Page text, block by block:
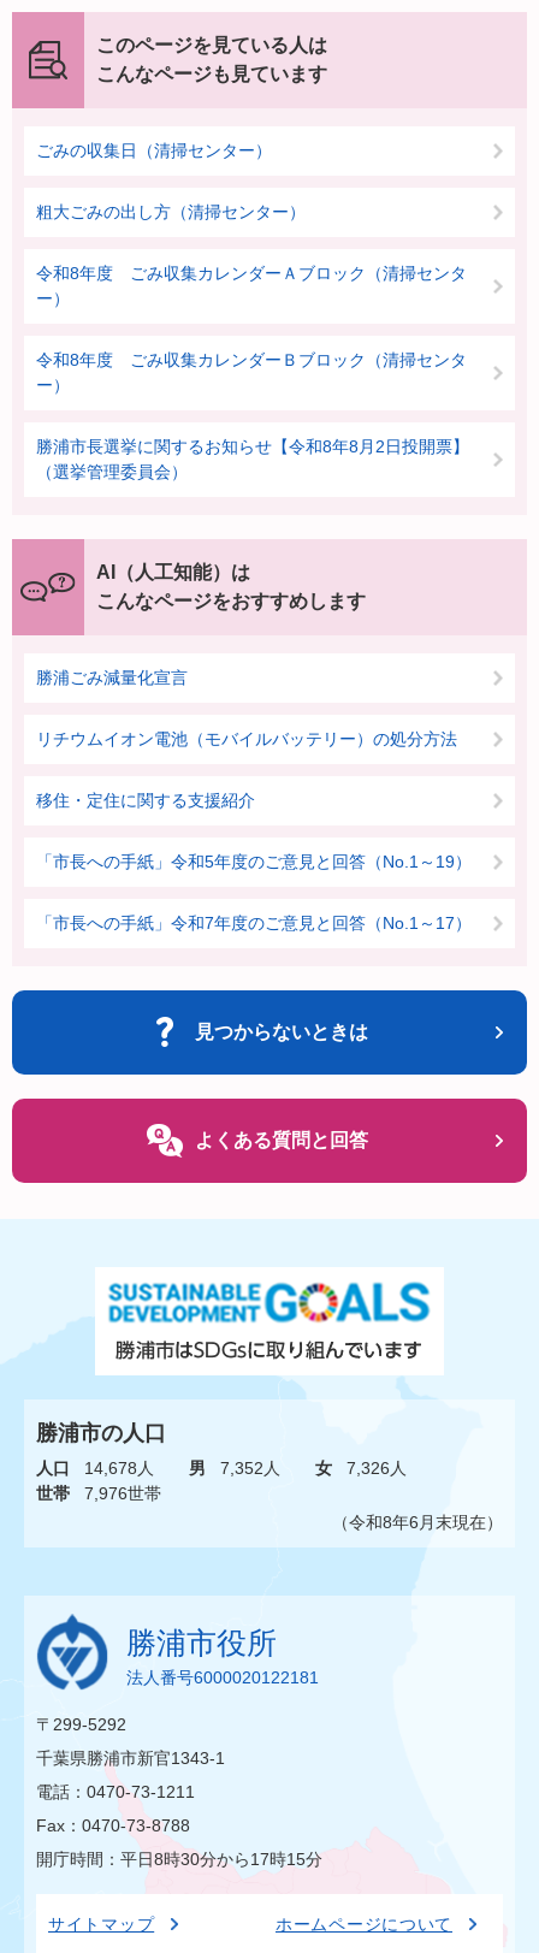
このページを見ている人は
こんなページも見ています
ごみの収集日（清掃センター）
粗大ごみの出し方（清掃センター）
令和8年度 ごみ収集カレンダーＡブロック（清掃センタ
ー）
令和8年度 ごみ収集カレンダーＢブロック（清掃センタ
ー）
勝浦市長選挙に関するお知らせ【令和8年8月2日投開票】
（選挙管理委員会）
AI（人工知能）は
こんなページをおすすめします
勝浦ごみ減量化宣言
リチウムイオン電池（モバイルバッテリー）の処分方法
移住・定住に関する支援紹介
「市長への手紙」令和5年度のご意見と回答（No.1～19）
「市長への手紙」令和7年度のご意見と回答（No.1～17）
見つからないときは
よくある質問と回答
勝浦市の人口
人口 14,678人 男 7,352人 女
7,326人
世帯
7,976世帯
（令和8年6月末現在）
勝浦市役所
法人番号6000020122181
〒299-5292
千葉県勝浦市新官1343-1
電話：0470-73-1211
Fax：0470-73-8788
開庁時間：平日8時30分から17時15分
サイトマップ
ホームページについて